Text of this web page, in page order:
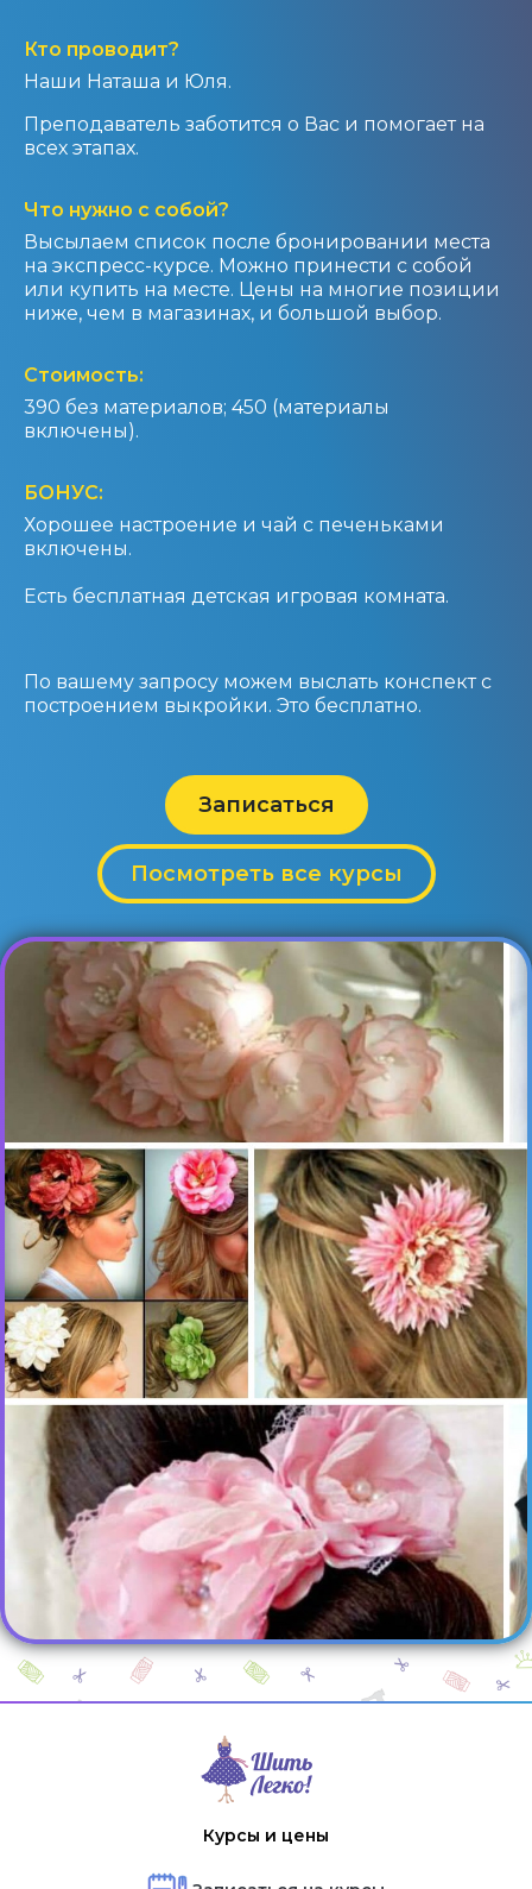
Кто проводит?
Наши Наташа и Юля.
Преподаватель заботится о Вас и помогает на
всех этапах.
Что нужно с собой?
Высылаем список после бронировании места
на экспресс-курсе. Можно принести с собой
или купить на месте. Цены на многие позиции
ниже, чем в магазинах, и большой выбор.
Стоимость:
390 без материалов; 450 (материалы
включены).
БОНУС:
Хорошее настроение и чай с печеньками
включены.
Есть бесплатная детская игровая комната.
По вашему запросу можем выслать конспект с
построением выкройки. Это бесплатно.
Записаться
Посмотреть все курсы
Курсы и цены